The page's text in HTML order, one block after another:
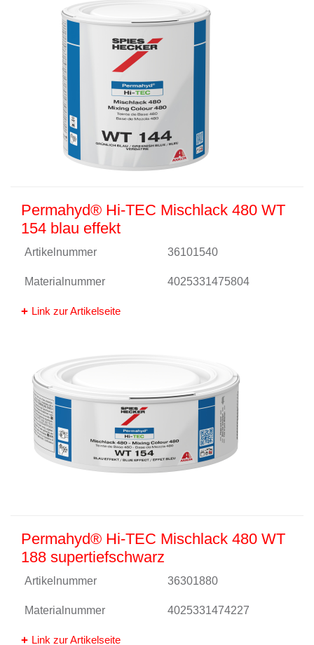
Permahyd® Hi-TEC Mischlack 480 WT
154 blau effekt
Artikelnummer 36101540
Materialnummer 4025331475804
Link zur Artikelseite
Permahyd® Hi-TEC Mischlack 480 WT
188 supertiefschwarz
Artikelnummer 36301880
Materialnummer 4025331474227
Link zur Artikelseite